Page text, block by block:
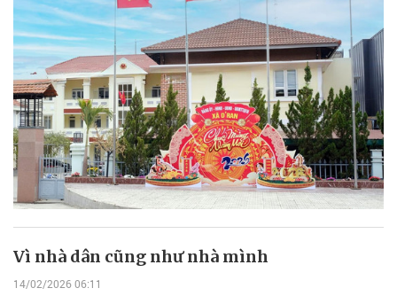
Vì nhà dân cũng như nhà mình
14/02/2026 06:11